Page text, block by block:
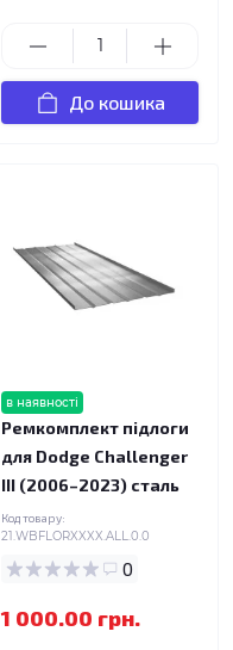
До кошика
в наявності
Ремкомплект підлоги
для Dodge Challenger
III (2006–2023) сталь
Код товару:
21.WBFLORXXXX.ALL.0.0
0
1 000.00 грн.